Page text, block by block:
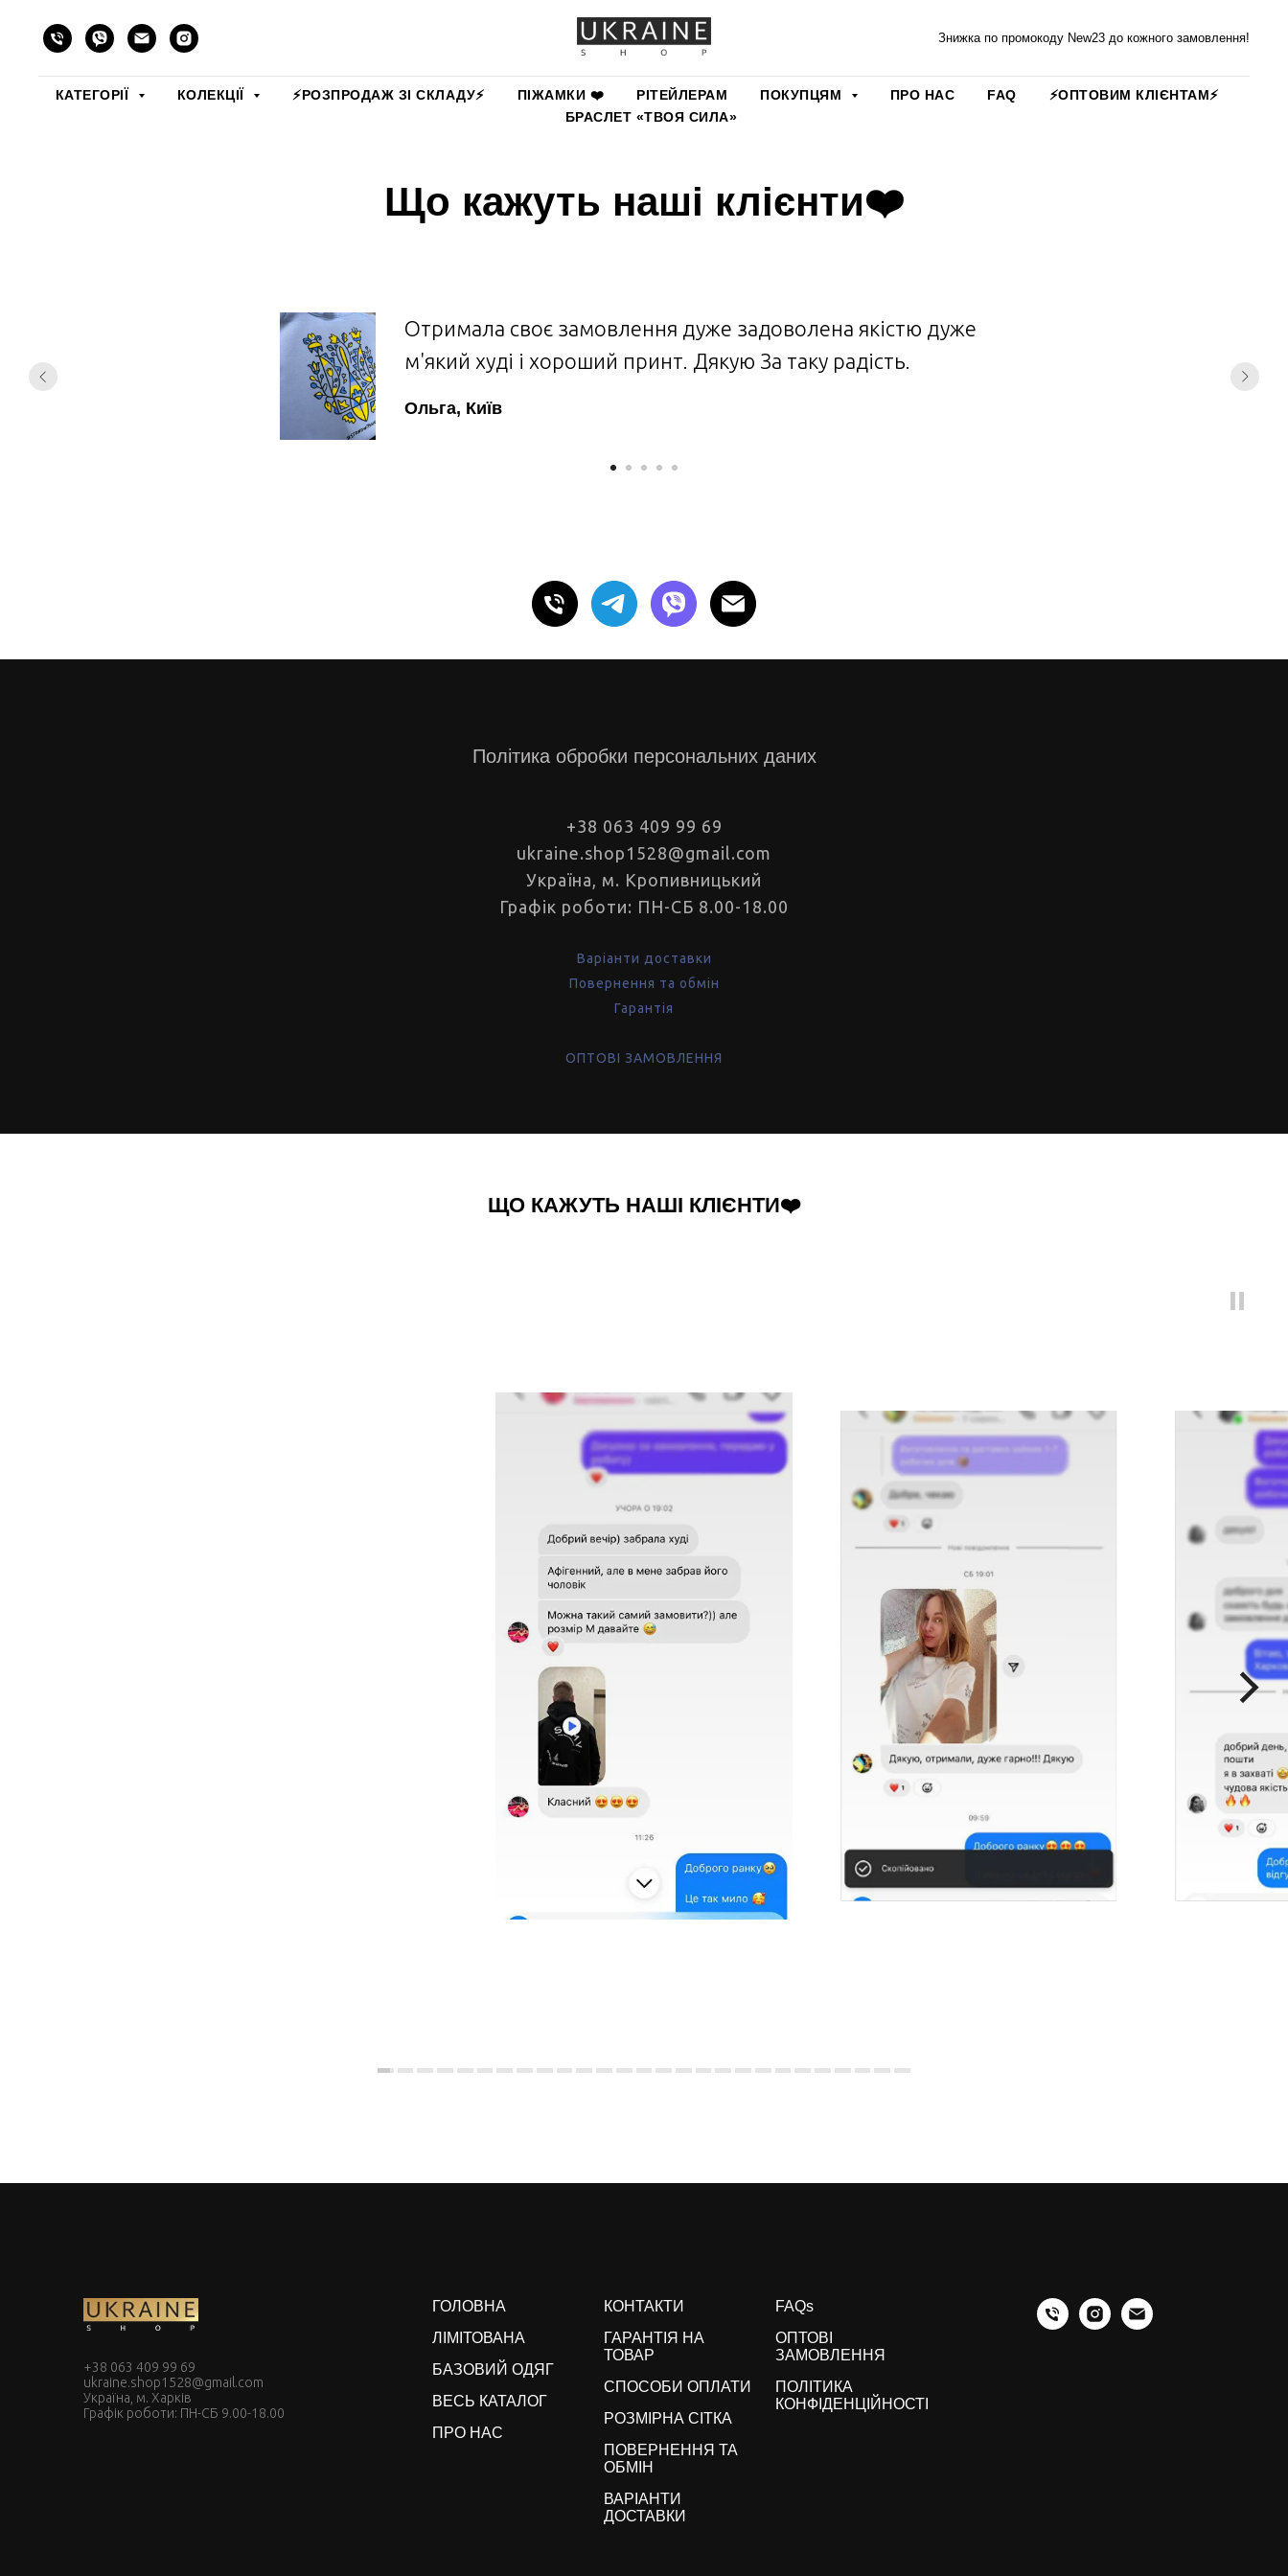
Знижка по промокоду New23 до кожного замовлення!
КАТЕГОРІЇ КОЛЕКЦІЇ ⚡️РОЗПРОДАЖ ЗІ СКЛАДУ⚡️ ПІЖАМКИ ❤️ РІТЕЙЛЕРАМ ПОКУПЦЯМ ПРО НАС FAQ
⚡️ОПТОВИМ КЛІЄНТАМ⚡️
БРАСЛЕТ «ТВОЯ СИЛА»
Що кажуть наші клієнти❤️
Отримала своє замовлення дуже задоволена якістю дуже
м'який худі і хороший принт. Дякую За таку радість.
Ольга, Київ
Політика обробки персональних даних
+38 063 409 99 69
ukraine.shop1528@gmail.com
Україна, м. Кропивницький
Графік роботи: ПН-СБ 8.00-18.00
Варіанти доставки
Повернення та обмін
Гарантія
ОПТОВІ ЗАМОВЛЕННЯ
ЩО КАЖУТЬ НАШІ КЛІЄНТИ❤️
+38 063 409 99 69
ukraine.shop1528@gmail.com
Україна, м. Харків
Графік роботи: ПН-СБ 9.00-18.00
ГОЛОВНА
ЛІМІТОВАНА
БАЗОВИЙ ОДЯГ
ВЕСЬ КАТАЛОГ
ПРО НАС
КОНТАКТИ
ГАРАНТІЯ НА
ТОВАР
СПОСОБИ ОПЛАТИ
РОЗМІРНА СІТКА
ПОВЕРНЕННЯ ТА
ОБМІН
ВАРІАНТИ
ДОСТАВКИ
FAQs
ОПТОВІ
ЗАМОВЛЕННЯ
ПОЛІТИКА
КОНФІДЕНЦІЙНОСТІ